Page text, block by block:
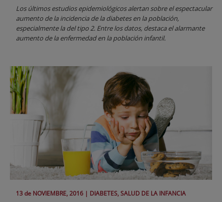
Los últimos estudios epidemiológicos alertan sobre el espectacular
aumento de la incidencia de la diabetes en la población,
especialmente la del tipo 2. Entre los datos, destaca el alarmante
aumento de la enfermedad en la población infantil.
13 de NOVIEMBRE, 2016 | DIABETES, SALUD DE LA INFANCIA